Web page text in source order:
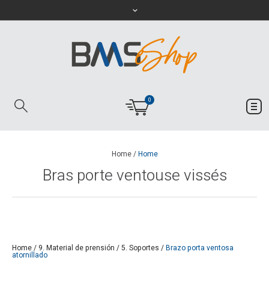
0
Home/Home
Bras porte ventouse vissés
Home/ 9. Material de prensión /5. Soportes /Brazo porta ventosa
atornillado